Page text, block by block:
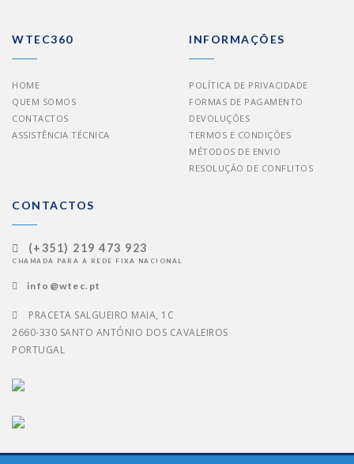
WTEC360
HOME
QUEM SOMOS
CONTACTOS
ASSISTÊNCIA TÉCNICA
INFORMAÇÕES
POLÍTICA DE PRIVACIDADE
FORMAS DE PAGAMENTO
DEVOLUÇÕES
TERMOS E CONDIÇÕES
MÉTODOS DE ENVIO
RESOLUÇÃO DE CONFLITOS
CONTACTOS
(+351) 219 473 923
CHAMADA PARA A REDE FIXA NACIONAL
info@wtec.pt
PRACETA SALGUEIRO MAIA, 1C
2660-330 SANTO ANTÓNIO DOS CAVALEIROS
PORTUGAL